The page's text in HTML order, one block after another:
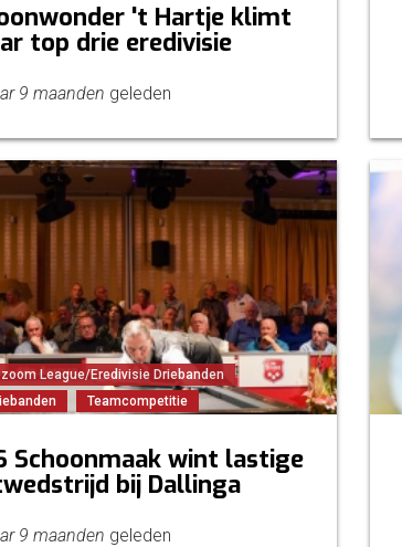
't Hartje klimt
top drie eredivisie
9 maanden geleden
League/Eredivisie Driebanden
Teamcompetitie
Schoonmaak wint lastige
bij Dallinga
9 maanden geleden